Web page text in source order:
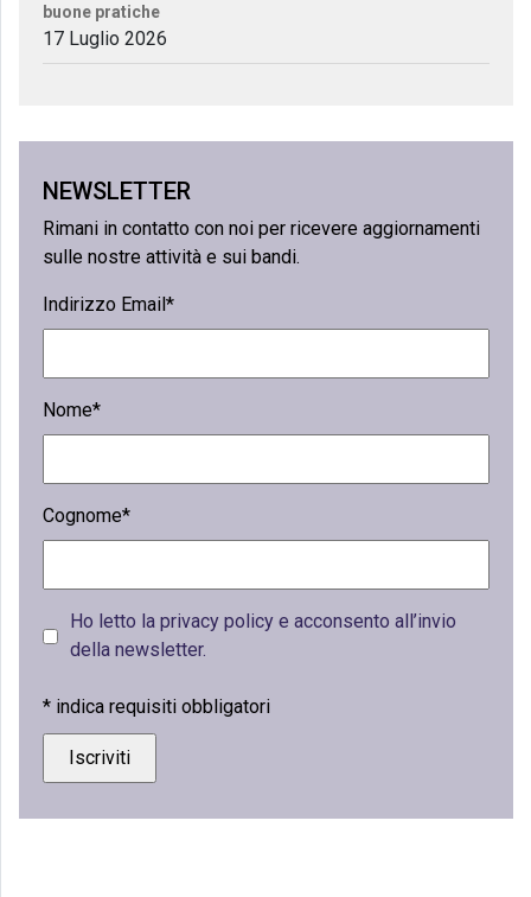
buone pratiche
17 Luglio 2026
NEWSLETTER
Rimani in contatto con noi per ricevere aggiornamenti
sulle nostre attività e sui bandi.
Indirizzo Email*
Nome*
Cognome*
Ho letto la privacy policy e acconsento all’invio
della newsletter.
* indica requisiti obbligatori